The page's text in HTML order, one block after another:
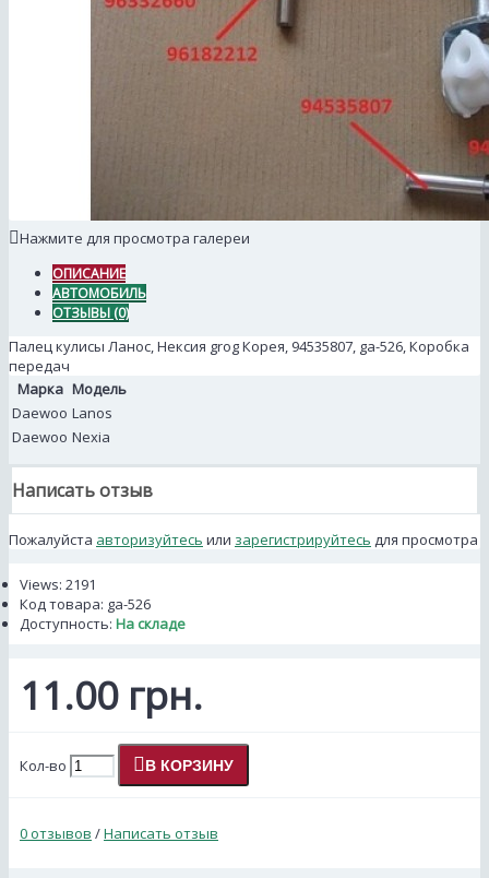
Нажмите для просмотра галереи
ОПИСАНИЕ
АВТОМОБИЛЬ
ОТЗЫВЫ (0)
Палец кулисы Ланос, Нексия grog Корея, 94535807, ga-526, Коробка
передач
Марка Модель
Daewoo Lanos
Daewoo Nexia
Написать отзыв
Пожалуйста авторизуйтесь или зарегистрируйтесь для просмотра
Views: 2191
Код товара: ga-526
Доступность: На складе
11.00 грн.
Кол-во В КОРЗИНУ
0 отзывов /Написать отзыв